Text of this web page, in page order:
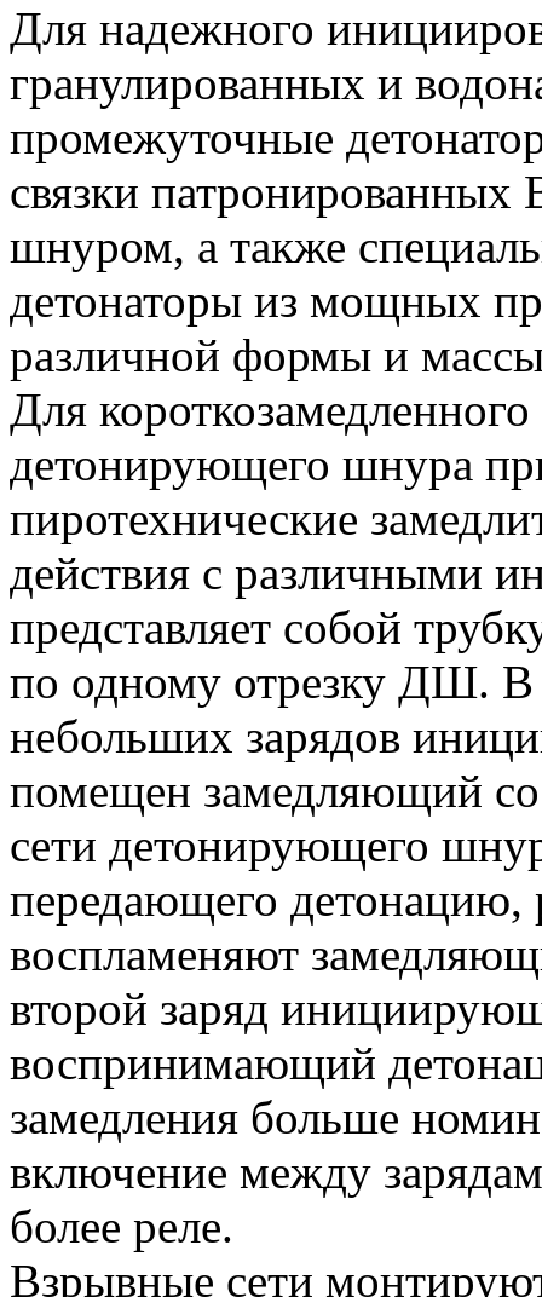
Для надежного
гранулированных и
промежуточные
связки
шнуром, а также
детонаторы из мощных
различной формы и
Для
детонирующего шнура
пиротехнические
действия с различными
представляет собой
по одному отрезку ДШ. В
небольших зарядов
помещен замедляющий
сети детонирующего
передающего детонацию,
воспламеняют
второй заряд
воспринимающий
замедления больше
включение между
более реле.
Взрывные сети